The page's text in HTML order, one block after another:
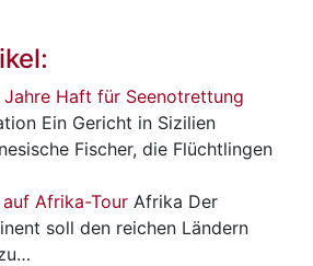
Jahre Haft für Seenotrettung
Ein Gericht in Sizilien
Fischer, die Flüchtlingen
Afrika-Tour Afrika Der
soll den reichen Ländern